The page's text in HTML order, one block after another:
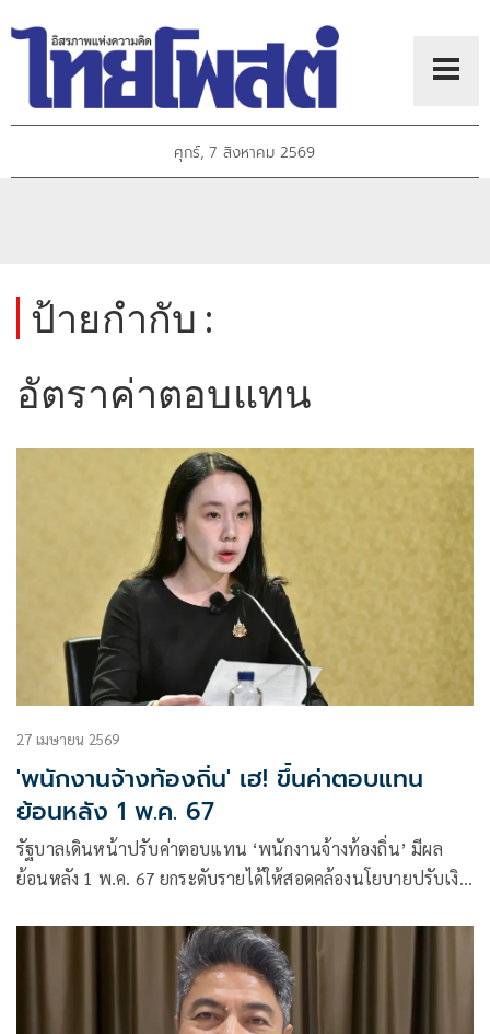
ศุกร์, 7 สิงหาคม 2569
ป้ายกำกับ :
อัตราค่าตอบแทน
27 เมษายน 2569
'พนักงานจ้างท้องถิ่น' เฮ! ขึ้นค่าตอบแทน
ย้อนหลัง 1 พ.ค. 67
รัฐบาลเดินหน้าปรับค่าตอบแทน ‘พนักงานจ้างท้องถิ่น’ มีผล
ย้อนหลัง 1 พ.ค. 67 ยกระดับรายได้ให้สอดคล้องนโยบายปรับเงิน